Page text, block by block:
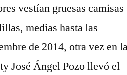
vestían gruesas camisas
medias hasta las
de 2014, otra vez en la
José Ángel Pozo llevó el